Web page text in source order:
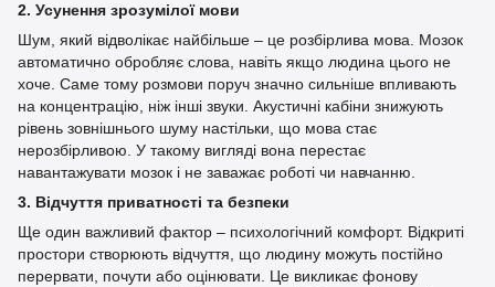
2. Усунення зрозумілої мови
Шум, який відволікає найбільше – це розбірлива мова. Мозок
автоматично обробляє слова, навіть якщо людина цього не
хоче. Саме тому розмови поруч значно сильніше впливають
на концентрацію, ніж інші звуки. Акустичні кабіни знижують
рівень зовнішнього шуму настільки, що мова стає
нерозбірливою. У такому вигляді вона перестає
навантажувати мозок і не заважає роботі чи навчанню.
3. Відчуття приватності та безпеки
Ще один важливий фактор – психологічний комфорт. Відкриті
простори створюють відчуття, що людину можуть постійно
перервати, почути або оцінювати. Це викликає фонову